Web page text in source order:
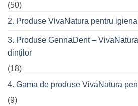
seară
cu
în
oraș
(50)
2. Produse VivaNatura pentru
3. Produse GennaDent –
dinților
(18)
4. Gama de produse VivaNatura
(9)